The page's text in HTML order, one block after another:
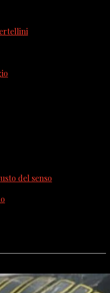
del senso